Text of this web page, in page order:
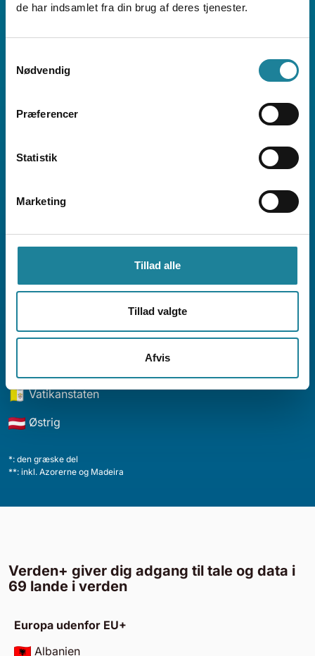
de har indsamlet fra din brug af deres tjenester.
Nødvendig
Præferencer
Statistik
Marketing
Tillad alle
Tillad valgte
Afvis
Schweiz
Spanien
Tjekkiet
Ukraine
Vatikanstaten
Østrig
*: den græske del
**: inkl. Azorerne og Madeira
Verden+ giver dig adgang til tale og data i
69 lande i verden
Europa udenfor EU+
Albanien